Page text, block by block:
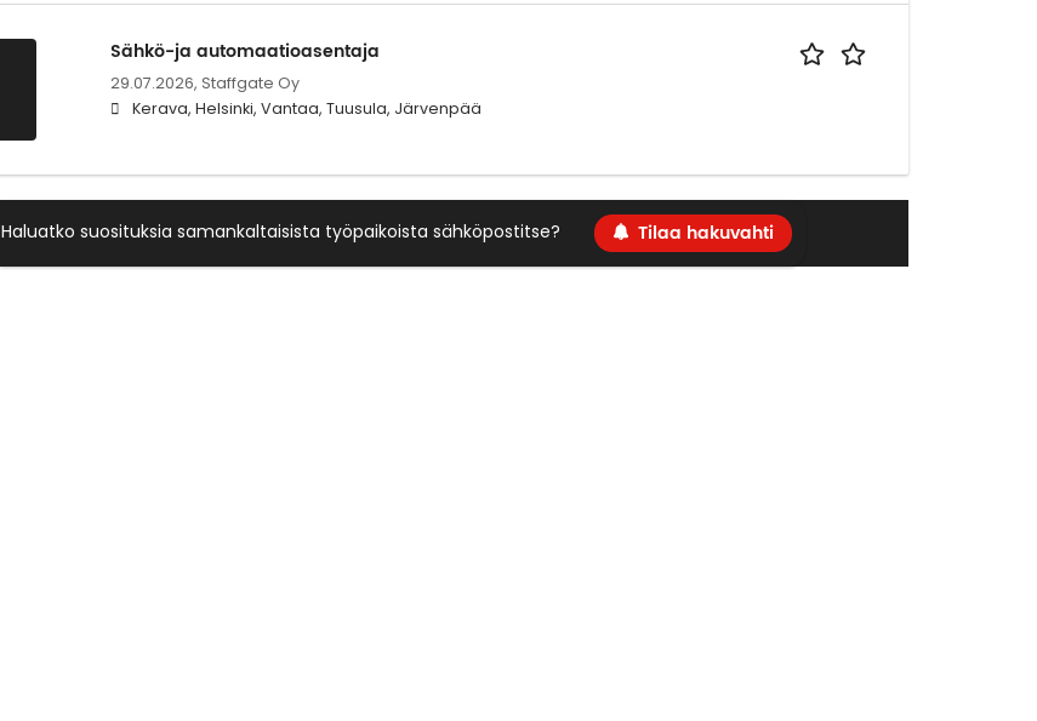
Sähkö-ja automaatioasentaja
29.07.2026, Staffgate Oy
Kerava, Helsinki, Vantaa, Tuusula, Järvenpää
Haluatko suosituksia samankaltaisista työpaikoista sähköpostitse? Tilaa hakuvahti